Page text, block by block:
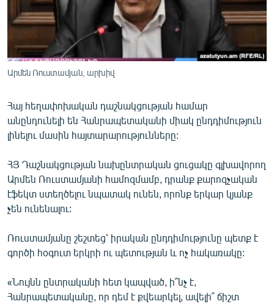
Արմեն Ռուստամյան, արխիվ
Հայ հեղափոխական դաշնակցության համար
անընդունելի են Հանրապետականի միակ ընդդիմություն
լինելու մասին հայտարարությունները:
ՀՅ Դաշնակցության նախընտրական ցուցակը գլխավորող
Արմեն Ռուստամյանի համոզմամբ, դրանք քարոզչական
էֆեկտ ստեղծելու նպատակ ունեն, որոնք երկար կյանք
չեն ունենալու:
Ռուստամյանը շեշտեց՝ իրական ընդդիմությունը պետք է
գործի հօգուտ երկրի ու պետության և ոչ հակառակը:
«Նույնն ընտրականի հետ կապված, ի՞նչ է,
Հանրապետականը, որ դեմ է քվեարկել, ավելի՞ ճիշտ